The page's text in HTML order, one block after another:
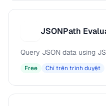
JSONPath
Query JSON data using
Free Chỉ trên trình duyệt